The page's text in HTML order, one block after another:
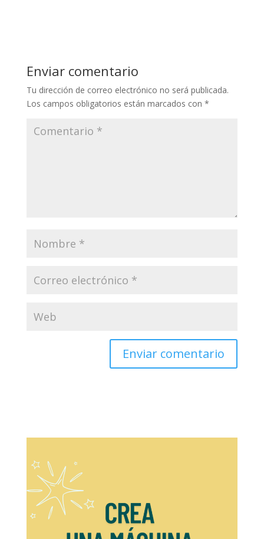
Enviar comentario
Tu dirección de correo electrónico no será publicada.
Los campos obligatorios están marcados con *